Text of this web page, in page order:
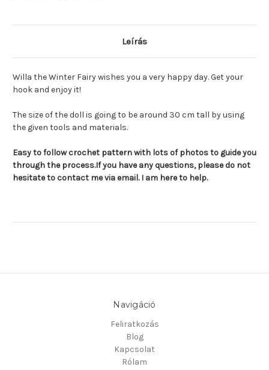
Leírás
Willa the Winter Fairy wishes you a very happy day. Get your
hook and enjoy it!
The size of the doll is going to be around 30 cm tall by using
the given tools and materials.
Easy to follow crochet pattern with lots of photos to guide you
through the process.If you have any questions, please do not
hesitate to contact me via email. I am here to help.
Navigáció
Feliratkozás
Blog
Kapcsolat
Rólam